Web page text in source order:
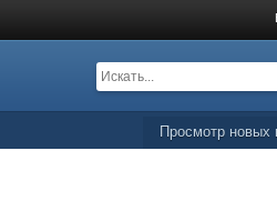
Просмотр новых